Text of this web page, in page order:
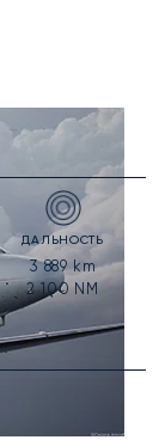
ДАЛЬНОСТЬ
3 889 km
2 100 NM